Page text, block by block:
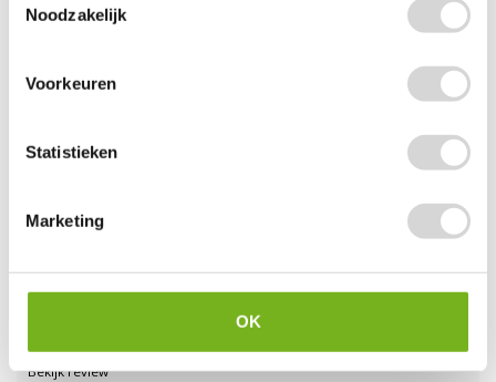
Noodzakelijk
Voorkeuren
Statistieken
Marketing
OK
22 juli 2024
Gebruik: Trap afdekken
Gebruik: Afdekken nieuwe vloer.
Bekijk review